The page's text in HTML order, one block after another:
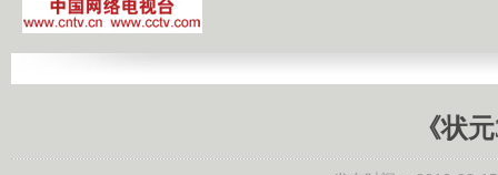
《状